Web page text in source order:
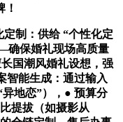
制：供给 “个性化定
确保婚礼现场高质量
国潮风婚礼设想，强
智能生成：通过输入
地恋”），● 预算分
提拔（如摄影从